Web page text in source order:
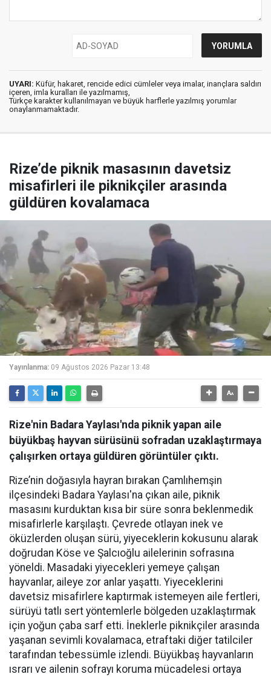
UYARI: Küfür, hakaret, rencide edici cümleler veya imalar, inançlara saldırı
içeren, imla kuralları ile yazılmamış,
Türkçe karakter kullanılmayan ve büyük harflerle yazılmış yorumlar
onaylanmamaktadır.
Rize’de piknik masasının davetsiz
misafirleri ile piknikçiler arasında
güldüren kovalamaca
Yayınlanma: 09 Ağustos 2026 Pazar 13:48
Rize'nin Badara Yaylası'nda piknik yapan aile
büyükbaş hayvan sürüsünü sofradan uzaklaştırmaya
çalışırken ortaya güldüren görüntüler çıktı.
Rize’nin doğasıyla hayran bırakan Çamlıhemşin
ilçesindeki Badara Yaylası'na çıkan aile, piknik
masasını kurduktan kısa bir süre sonra beklenmedik
misafirlerle karşılaştı. Çevrede otlayan inek ve
öküzlerden oluşan sürü, yiyeceklerin kokusunu alarak
doğrudan Köse ve Şalcıoğlu ailelerinin sofrasına
yöneldi. Masadaki yiyecekleri yemeye çalışan
hayvanlar, aileye zor anlar yaşattı. Yiyeceklerini
davetsiz misafirlere kaptırmak istemeyen aile fertleri,
sürüyü tatlı sert yöntemlerle bölgeden uzaklaştırmak
için yoğun çaba sarf etti. İneklerle piknikçiler arasında
yaşanan sevimli kovalamaca, etraftaki diğer tatilciler
tarafından tebessümle izlendi. Büyükbaş hayvanların
ısrarı ve ailenin sofrayı koruma mücadelesi ortaya